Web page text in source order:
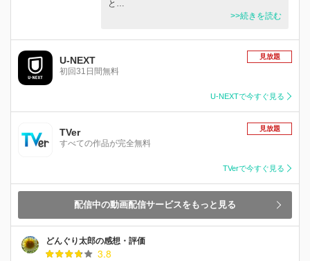
と…
>>続きを読む
U-NEXT
初回31日間無料
見放題
U-NEXTで今すぐ見る
TVer
すべての作品が完全無料
見放題
TVerで今すぐ見る
配信中の動画配信サービスをもっと見る
どんぐり太郎の感想・評価
3.8